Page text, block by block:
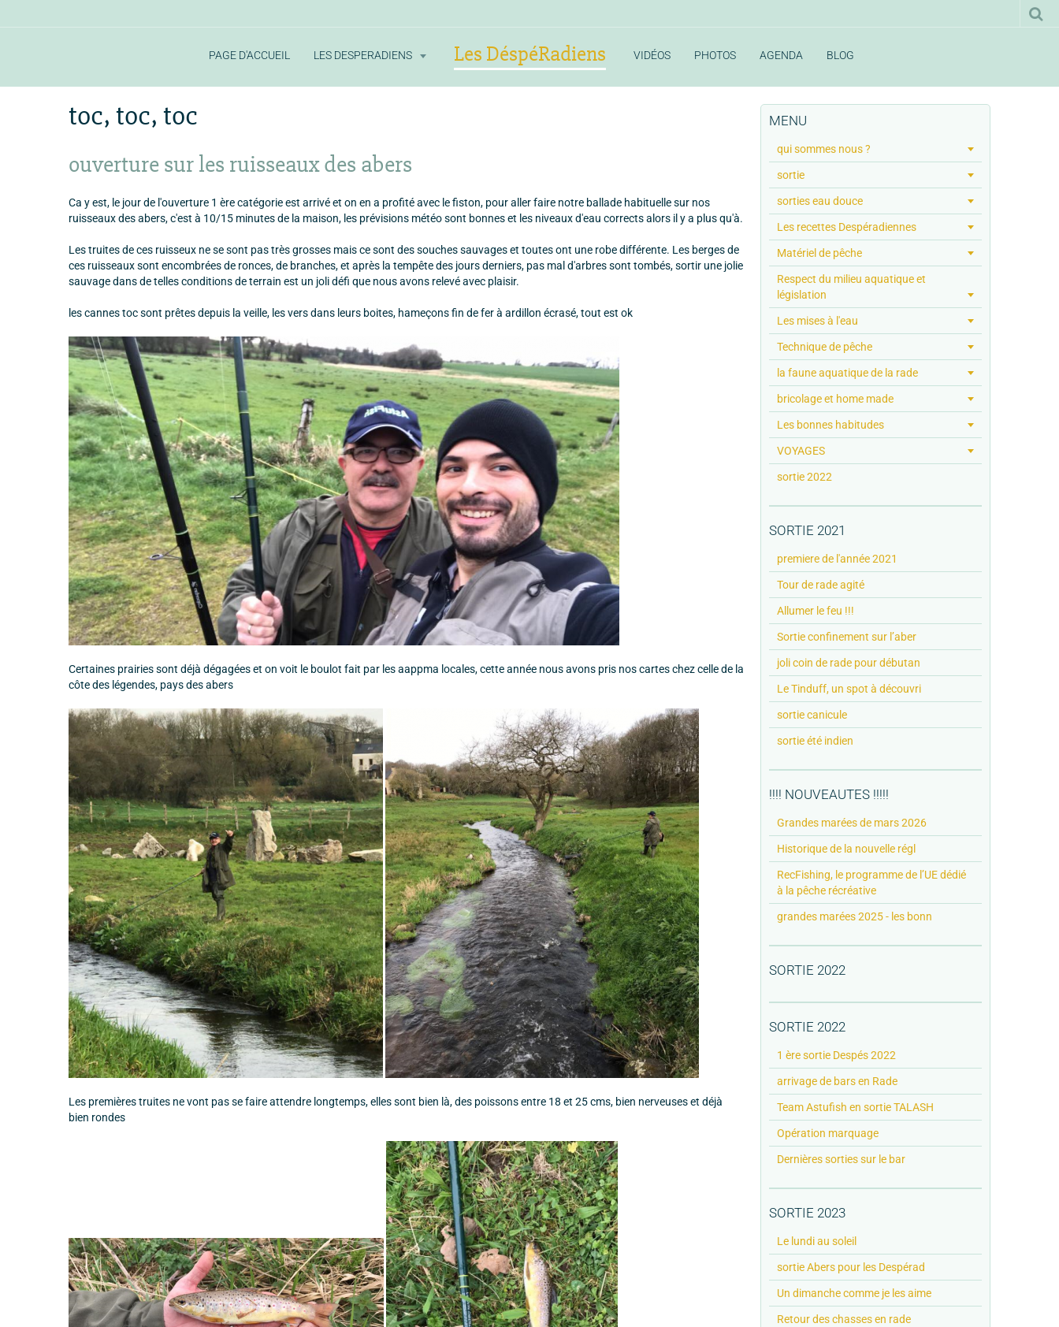
PAGE D'ACCUEIL LES DESPERADIENS Les DéspéRadiens VIDÉOS PHOTOS AGENDA BLOG
toc, toc, toc
ouverture sur les ruisseaux des abers
Ca y est, le jour de l'ouverture 1 ère catégorie est arrivé et on en a profité avec le fiston, pour aller faire notre ballade habituelle sur nos
ruisseaux des abers, c'est à 10/15 minutes de la maison, les prévisions météo sont bonnes et les niveaux d'eau corrects alors il y a plus qu'à.
Les truites de ces ruisseux ne se sont pas très grosses mais ce sont des souches sauvages et toutes ont une robe différente. Les berges de
ces ruisseaux sont encombrées de ronces, de branches, et après la tempête des jours derniers, pas mal d'arbres sont tombés, sortir une jolie
sauvage dans de telles conditions de terrain est un joli défi que nous avons relevé avec plaisir.
les cannes toc sont prêtes depuis la veille, les vers dans leurs boites, hameçons fin de fer à ardillon écrasé, tout est ok
Certaines prairies sont déjà dégagées et on voit le boulot fait par les aappma locales, cette année nous avons pris nos cartes chez celle de la
côte des légendes, pays des abers
Les premières truites ne vont pas se faire attendre longtemps, elles sont bien là, des poissons entre 18 et 25 cms, bien nerveuses et déjà
bien rondes
MENU
qui sommes nous ?
sortie
sorties eau douce
Les recettes Despéradiennes
Matériel de pêche
Respect du milieu aquatique et
législation
Les mises à l'eau
Technique de pêche
la faune aquatique de la rade
bricolage et home made
Les bonnes habitudes
VOYAGES
sortie 2022
SORTIE 2021
premiere de l'année 2021
Tour de rade agité
Allumer le feu !!!
Sortie confinement sur l’aber
joli coin de rade pour débutan
Le Tinduff, un spot à découvri
sortie canicule
sortie été indien
!!!! NOUVEAUTES !!!!!
Grandes marées de mars 2026
Historique de la nouvelle régl
RecFishing, le programme de l’UE dédié
à la pêche récréative
grandes marées 2025 - les bonn
SORTIE 2022
SORTIE 2022
1 ère sortie Despés 2022
arrivage de bars en Rade
Team Astufish en sortie TALASH
Opération marquage
Dernières sorties sur le bar
SORTIE 2023
Le lundi au soleil
sortie Abers pour les Despérad
Un dimanche comme je les aime
Retour des chasses en rade